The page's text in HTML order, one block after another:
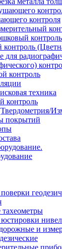
контроля
контроль
для
контроль
техника
контроль
покрытий
и